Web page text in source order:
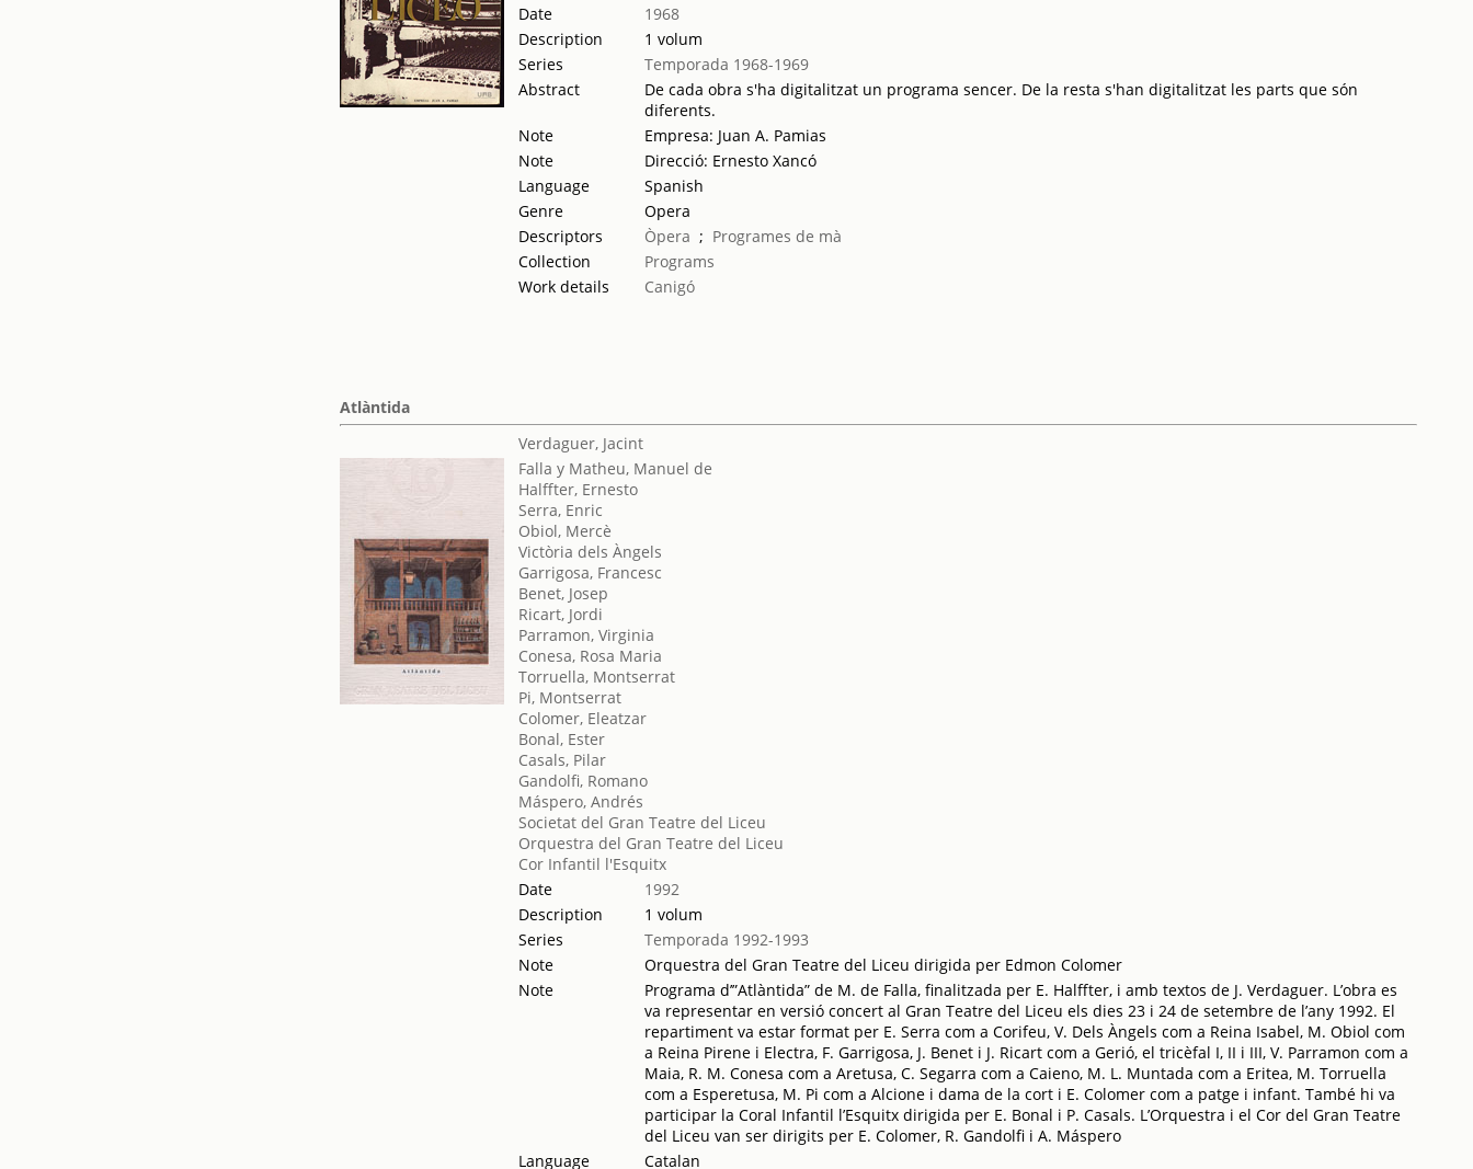
Date
1968
Description
1 volum
Series
Temporada 1968-1969
Abstract
De cada obra s'ha digitalitzat un programa sencer. De la resta s'han digitalitzat les parts que són
diferents.
Note
Empresa: Juan A. Pamias
Note
Direcció: Ernesto Xancó
Language
Spanish
Genre
Opera
Descriptors
Òpera ; Programes de mà
Collection
Programs
Work details
Canigó
Atlàntida
Verdaguer, Jacint
Falla y Matheu, Manuel de
Halffter, Ernesto
Serra, Enric
Obiol, Mercè
Victòria dels Àngels
Garrigosa, Francesc
Benet, Josep
Ricart, Jordi
Parramon, Virginia
Conesa, Rosa Maria
Torruella, Montserrat
Pi, Montserrat
Colomer, Eleatzar
Bonal, Ester
Casals, Pilar
Gandolfi, Romano
Máspero, Andrés
Societat del Gran Teatre del Liceu
Orquestra del Gran Teatre del Liceu
Cor Infantil l'Esquitx
Date
1992
Description
1 volum
Series
Temporada 1992-1993
Note
Orquestra del Gran Teatre del Liceu dirigida per Edmon Colomer
Note
Programa d’”Atlàntida” de M. de Falla, finalitzada per E. Halffter, i amb textos de J. Verdaguer. L’obra es
va representar en versió concert al Gran Teatre del Liceu els dies 23 i 24 de setembre de l’any 1992. El
repartiment va estar format per E. Serra com a Corifeu, V. Dels Àngels com a Reina Isabel, M. Obiol com
a Reina Pirene i Electra, F. Garrigosa, J. Benet i J. Ricart com a Gerió, el tricèfal I, II i III, V. Parramon com a
Maia, R. M. Conesa com a Aretusa, C. Segarra com a Caieno, M. L. Muntada com a Eritea, M. Torruella
com a Esperetusa, M. Pi com a Alcione i dama de la cort i E. Colomer com a patge i infant. També hi va
participar la Coral Infantil l’Esquitx dirigida per E. Bonal i P. Casals. L’Orquestra i el Cor del Gran Teatre
del Liceu van ser dirigits per E. Colomer, R. Gandolfi i A. Máspero
Language
Catalan